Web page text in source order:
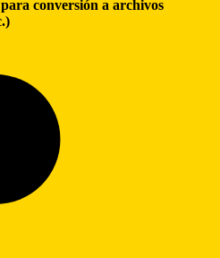
conversión a archivos